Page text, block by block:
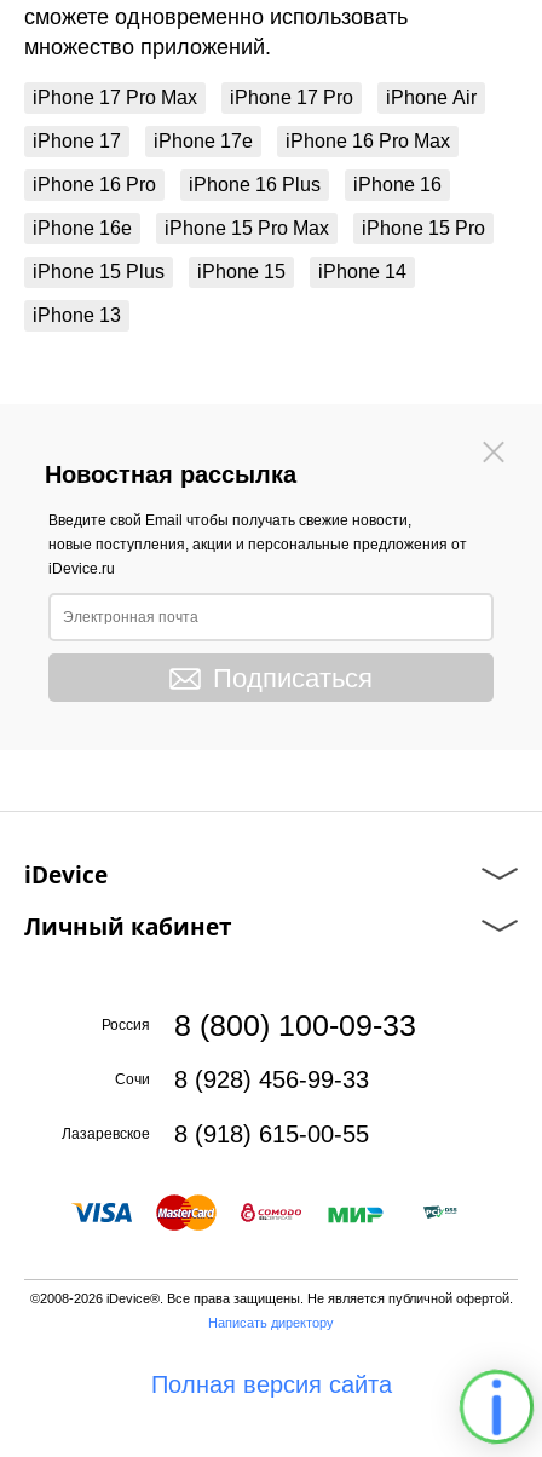
сможете одновременно использовать
множество приложений.
iPhone 17 Pro Max iPhone 17 Pro iPhone Air
iPhone 17 iPhone 17e iPhone 16 Pro Max
iPhone 16 Pro iPhone 16 Plus iPhone 16
iPhone 16e iPhone 15 Pro Max iPhone 15 Pro
iPhone 15 Plus iPhone 15 iPhone 14
iPhone 13
Новостная рассылка
Введите свой Email чтобы получать свежие новости,
новые поступления, акции и персональные предложения от
iDevice.ru
Подписаться
iDevice
Личный кабинет
Россия 8 (800) 100-09-33
Сочи 8 (928) 456-99-33
Лазаревское 8 (918) 615-00-55
©2008-2026 iDevice®. Все права защищены. Не является публичной офертой.
Написать директору
Полная версия сайта